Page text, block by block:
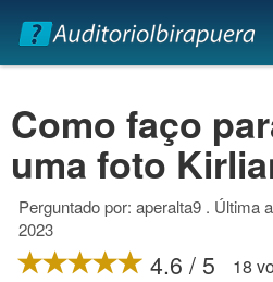
Como faço
uma foto
Perguntado por: aperalta9 . Última
2023
4.6 / 5 18